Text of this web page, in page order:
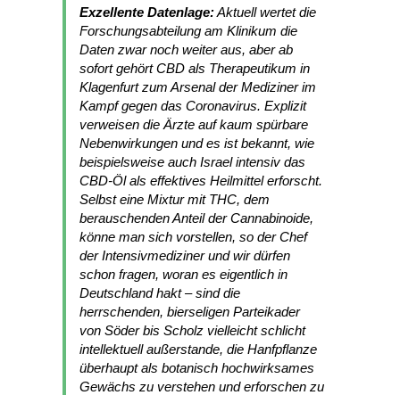
Exzellente Datenlage:Aktuell wertet die
Forschungsabteilung am Klinikum die
Daten zwar noch weiter aus, aber ab
sofort gehört CBD als Therapeutikum in
Klagenfurt zum Arsenal der Mediziner im
Kampf gegen das Coronavirus. Explizit
verweisen die Ärzte auf kaum spürbare
Nebenwirkungen und es ist bekannt, wie
beispielsweise auch Israel intensiv das
CBD-Öl als effektives Heilmittel erforscht.
Selbst eine Mixtur mit THC, dem
berauschenden Anteil der Cannabinoide,
könne man sich vorstellen, so der Chef
der Intensivmediziner und wir dürfen
schon fragen, woran es eigentlich in
Deutschland hakt – sind die
herrschenden, bierseligen Parteikader
von Söder bis Scholz vielleicht schlicht
intellektuell außerstande, die Hanfpflanze
überhaupt als botanisch hochwirksames
Gewächs zu verstehen und erforschen zu